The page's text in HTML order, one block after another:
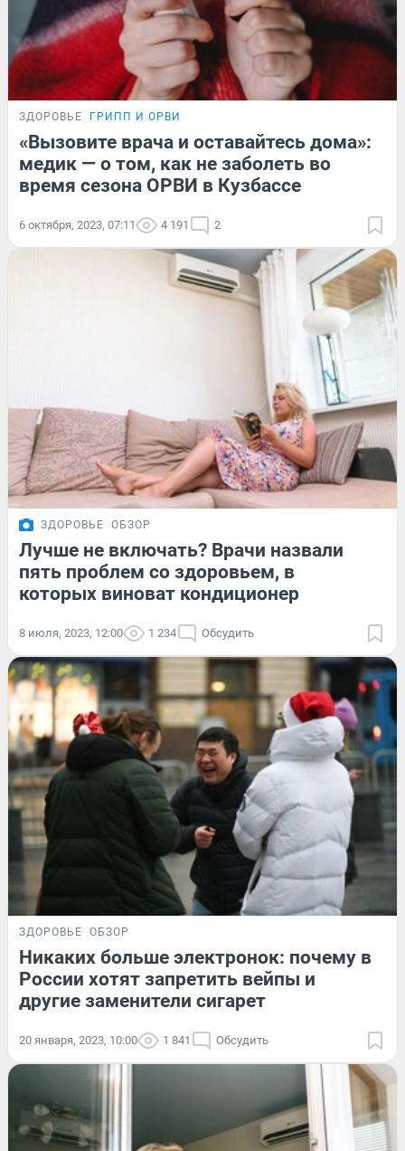
ЗДОРОВЬЕ ГРИПП И ОРВИ
«Вызовите врача и оставайтесь дома»:
медик — о том, как не заболеть во
время сезона ОРВИ в Кузбассе
6 октября, 2023, 07:11 4 191 2
ЗДОРОВЬЕ ОБЗОР
Лучше не включать? Врачи назвали
пять проблем со здоровьем, в
которых виноват кондиционер
8 июля, 2023, 12:00 1 234 Обсудить
ЗДОРОВЬЕ ОБЗОР
Никаких больше электронок: почему в
России хотят запретить вейпы и
другие заменители сигарет
20 января, 2023, 10:00 1 841 Обсудить